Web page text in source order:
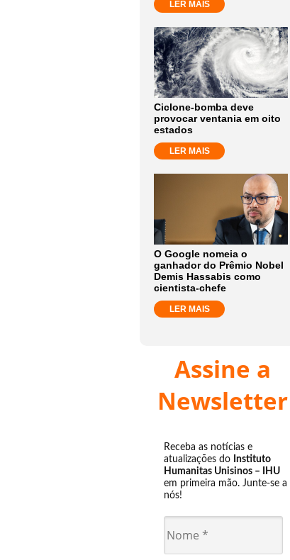
LER MAIS
Ciclone-bomba deve
provocar ventania em oito
estados
LER MAIS
O Google nomeia o
ganhador do Prêmio Nobel
Demis Hassabis como
cientista-chefe
LER MAIS
Assine a
Newsletter
Receba as notícias e
atualizações do Instituto
Humanitas Unisinos – IHU
em primeira mão. Junte-se a
nós!